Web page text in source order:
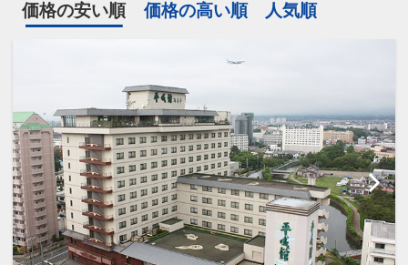
価格の安い順
価格の高い順 人気順